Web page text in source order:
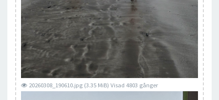
20260308_190610.jpg (3.35 MiB) Visad 4803 gånger